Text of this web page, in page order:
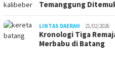
Temanggung
LINTAS DAERAH 21/02/2026
Kronologi Tiga
Merbabu di Batang